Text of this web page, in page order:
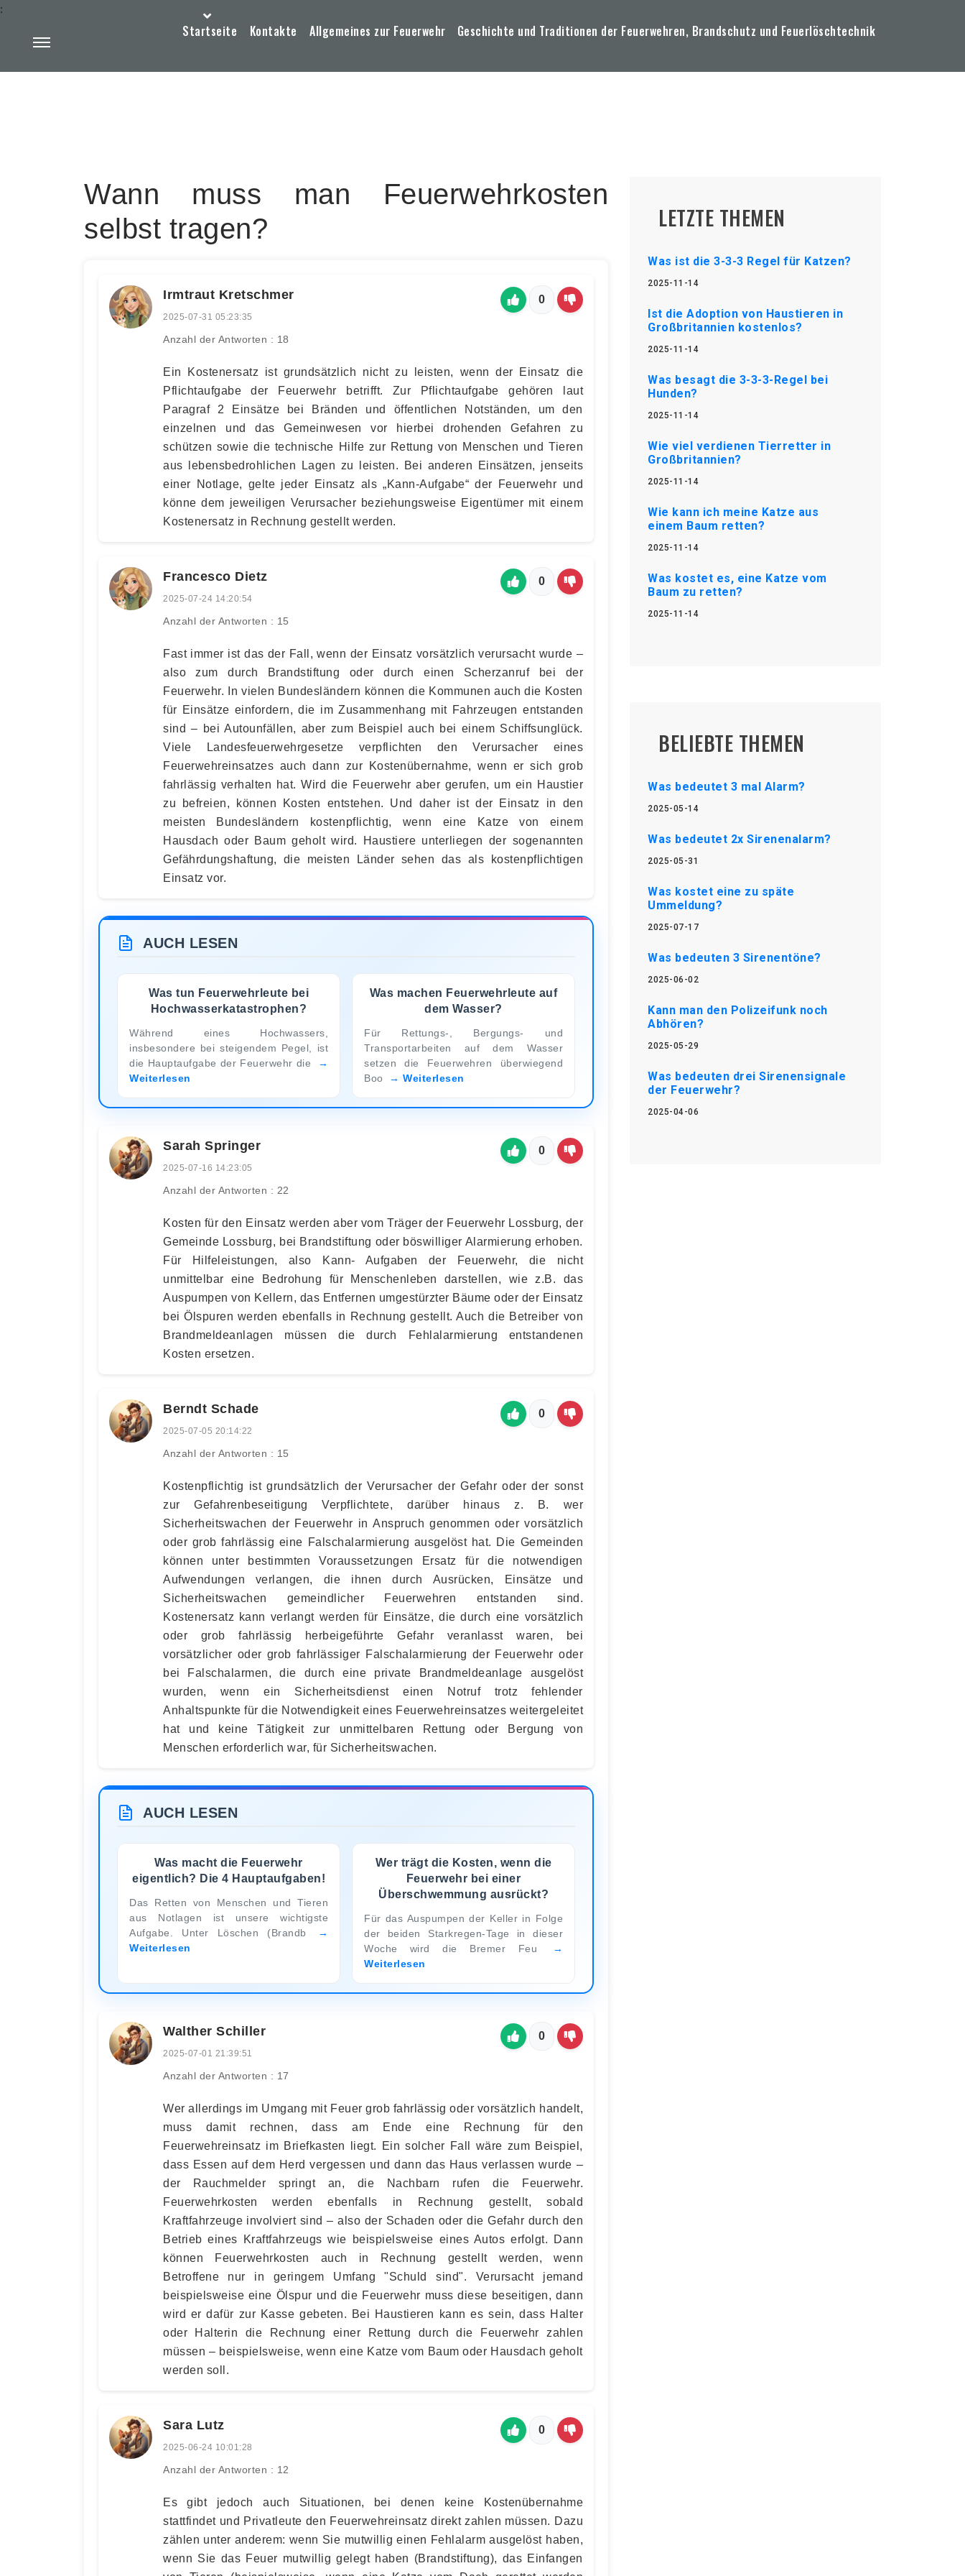
Startseite Kontakte Allgemeines zur Feuerwehr Geschichte und Traditionen der Feuerwehren, Brandschutz und Feuerlöschtechnik
:
Wann muss man Feuerwehrkosten
selbst tragen?
Irmtraut Kretschmer
2025-07-31 05:23:35
Anzahl der Antworten : 18
0
Ein Kostenersatz ist grundsätzlich nicht zu leisten, wenn der Einsatz die
Pflichtaufgabe der Feuerwehr betrifft. Zur Pflichtaufgabe gehören laut
Paragraf 2 Einsätze bei Bränden und öffentlichen Notständen, um den
einzelnen und das Gemeinwesen vor hierbei drohenden Gefahren zu
schützen sowie die technische Hilfe zur Rettung von Menschen und Tieren
aus lebensbedrohlichen Lagen zu leisten. Bei anderen Einsätzen, jenseits
einer Notlage, gelte jeder Einsatz als „Kann-Aufgabe“ der Feuerwehr und
könne dem jeweiligen Verursacher beziehungsweise Eigentümer mit einem
Kostenersatz in Rechnung gestellt werden.
Francesco Dietz
2025-07-24 14:20:54
Anzahl der Antworten : 15
0
Fast immer ist das der Fall, wenn der Einsatz vorsätzlich verursacht wurde –
also zum durch Brandstiftung oder durch einen Scherzanruf bei der
Feuerwehr. In vielen Bundes­ländern können die Kommunen auch die Kosten
für Einsätze einfordern, die im Zusammenhang mit Fahrzeugen entstanden
sind – bei Autoun­fällen, aber zum Beispiel auch bei einem Schiffs­unglück.
Viele Landes­feu­er­wehr­gesetze verpflichten den Verursacher eines
Feuerwehr­ein­satzes auch dann zur Kosten­übernahme, wenn er sich grob
fahrlässig verhalten hat. Wird die Feuerwehr aber gerufen, um ein Haustier
zu befreien, können Kosten entstehen. Und daher ist der Einsatz in den
meisten Bundes­ländern kosten­pflichtig, wenn eine Katze von einem
Hausdach oder Baum geholt wird. Haustiere unterliegen der sogenannten
Gefähr­dungs­haftung, die meisten Länder sehen das als kosten­pflichtigen
Einsatz vor.
AUCH LESEN
Was tun Feuerwehrleute bei
Hochwasserkatastrophen?
Während eines Hochwassers,
insbesondere bei steigendem Pegel, ist
die Hauptaufgabe der Feuerwehr die
Weiterlesen
Was machen Feuerwehrleute auf
dem Wasser?
Für Rettungs-, Bergungs- und
Transportarbeiten auf dem Wasser
setzen die Feuerwehren überwiegend
Boo
Weiterlesen
Sarah Springer
2025-07-16 14:23:05
Anzahl der Antworten : 22
0
Kosten für den Einsatz werden aber vom Träger der Feuerwehr Lossburg, der
Gemeinde Lossburg, bei Brandstiftung oder böswilliger Alarmierung erhoben.
Für Hilfeleistungen, also Kann- Aufgaben der Feuerwehr, die nicht
unmittelbar eine Bedrohung für Menschenleben darstellen, wie z.B. das
Auspumpen von Kellern, das Entfernen umgestürzter Bäume oder der Einsatz
bei Ölspuren werden ebenfalls in Rechnung gestellt. Auch die Betreiber von
Brandmeldeanlagen müssen die durch Fehlalarmierung entstandenen
Kosten ersetzen.
Berndt Schade
2025-07-05 20:14:22
Anzahl der Antworten : 15
0
Kostenpflichtig ist grundsätzlich der Verursacher der Gefahr oder der sonst
zur Gefahrenbeseitigung Verpflichtete, darüber hinaus z. B. wer
Sicherheitswachen der Feuerwehr in Anspruch genommen oder vorsätzlich
oder grob fahrlässig eine Falschalarmierung ausgelöst hat. Die Gemeinden
können unter bestimmten Voraussetzungen Ersatz für die notwendigen
Aufwendungen verlangen, die ihnen durch Ausrücken, Einsätze und
Sicherheitswachen gemeindlicher Feuerwehren entstanden sind.
Kostenersatz kann verlangt werden für Einsätze, die durch eine vorsätzlich
oder grob fahrlässig herbeigeführte Gefahr veranlasst waren, bei
vorsätzlicher oder grob fahrlässiger Falschalarmierung der Feuerwehr oder
bei Falschalarmen, die durch eine private Brandmeldeanlage ausgelöst
wurden, wenn ein Sicherheitsdienst einen Notruf trotz fehlender
Anhaltspunkte für die Notwendigkeit eines Feuerwehreinsatzes weitergeleitet
hat und keine Tätigkeit zur unmittelbaren Rettung oder Bergung von
Menschen erforderlich war, für Sicherheitswachen.
AUCH LESEN
Was macht die Feuerwehr
eigentlich? Die 4 Hauptaufgaben!
Das Retten von Menschen und Tieren
aus Notlagen ist unsere wichtigste
Aufgabe. Unter Löschen (Brandb
Weiterlesen
Wer trägt die Kosten, wenn die
Feuerwehr bei einer
Überschwemmung ausrückt?
Für das Auspumpen der Keller in Folge
der beiden Starkregen-Tage in dieser
Woche wird die Bremer Feu
Weiterlesen
Walther Schiller
2025-07-01 21:39:51
Anzahl der Antworten : 17
0
Wer allerdings im Umgang mit Feuer grob fahrlässig oder vorsätzlich handelt,
muss damit rechnen, dass am Ende eine Rechnung für den
Feuerwehreinsatz im Briefkasten liegt. Ein solcher Fall wäre zum Beispiel,
dass Essen auf dem Herd vergessen und dann das Haus verlassen wurde –
der Rauchmelder springt an, die Nachbarn rufen die Feuerwehr.
Feuerwehrkosten werden ebenfalls in Rechnung gestellt, sobald
Kraftfahrzeuge involviert sind – also der Schaden oder die Gefahr durch den
Betrieb eines Kraftfahrzeugs wie beispielsweise eines Autos erfolgt. Dann
können Feuerwehrkosten auch in Rechnung gestellt werden, wenn
Betroffene nur in geringem Umfang "Schuld sind". Verursacht jemand
beispielsweise eine Ölspur und die Feuerwehr muss diese beseitigen, dann
wird er dafür zur Kasse gebeten. Bei Haustieren kann es sein, dass Halter
oder Halterin die Rechnung einer Rettung durch die Feuerwehr zahlen
müssen – beispielsweise, wenn eine Katze vom Baum oder Hausdach geholt
werden soll.
Sara Lutz
2025-06-24 10:01:28
Anzahl der Antworten : 12
0
Es gibt jedoch auch Situationen, bei denen keine Kostenübernahme
stattfindet und Privatleute den Feuerwehreinsatz direkt zahlen müssen. Dazu
zählen unter anderem: wenn Sie mutwillig einen Fehlalarm ausgelöst haben,
wenn Sie das Feuer mutwillig gelegt haben (Brandstiftung), das Einfangen
LETZTE THEMEN
Was ist die 3-3-3 Regel für Katzen?
2025-11-14
Ist die Adoption von Haustieren in
Großbritannien kostenlos?
2025-11-14
Was besagt die 3-3-3-Regel bei
Hunden?
2025-11-14
Wie viel verdienen Tierretter in
Großbritannien?
2025-11-14
Wie kann ich meine Katze aus
einem Baum retten?
2025-11-14
Was kostet es, eine Katze vom
Baum zu retten?
2025-11-14
BELIEBTE THEMEN
Was bedeutet 3 mal Alarm?
2025-05-14
Was bedeutet 2x Sirenenalarm?
2025-05-31
Was kostet eine zu späte
Ummeldung?
2025-07-17
Was bedeuten 3 Sirenentöne?
2025-06-02
Kann man den Polizeifunk noch
Abhören?
2025-05-29
Was bedeuten drei Sirenensignale
der Feuerwehr?
2025-04-06